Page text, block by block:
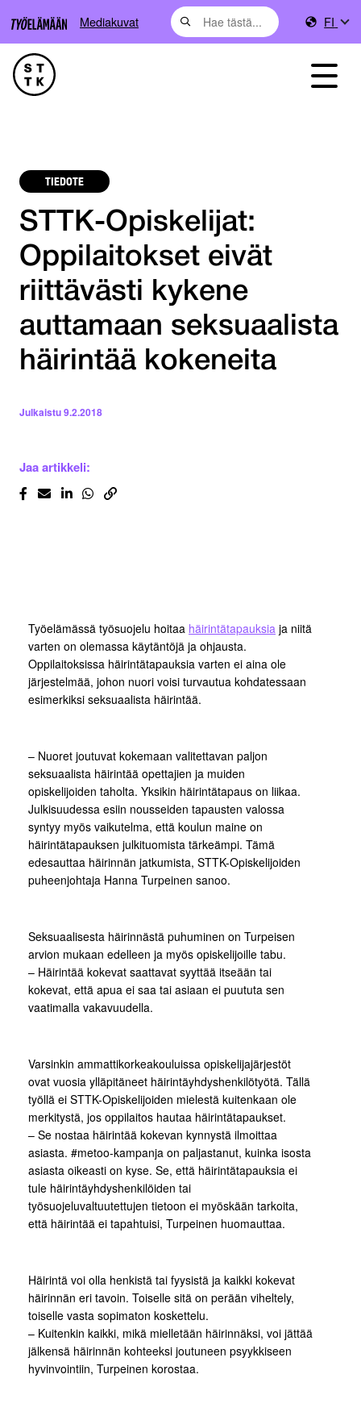
Mediakuvat FI
TIEDOTE
STTK-Opiskelijat:
Oppilaitokset eivät
riittävästi kykene
auttamaan seksuaalista
häirintää kokeneita
Julkaistu9.2.2018
Jaa artikkeli:
Työelämässä työsuojelu hoitaa häirintätapauksia ja niitä
varten on olemassa käytäntöjä ja ohjausta.
Oppilaitoksissa häirintätapauksia varten ei aina ole
järjestelmää, johon nuori voisi turvautua kohdatessaan
esimerkiksi seksuaalista häirintää.
– Nuoret joutuvat kokemaan valitettavan paljon
seksuaalista häirintää opettajien ja muiden
opiskelijoiden taholta. Yksikin häirintätapaus on liikaa.
Julkisuudessa esiin nousseiden tapausten valossa
syntyy myös vaikutelma, että koulun maine on
häirintätapauksen julkituomista tärkeämpi. Tämä
edesauttaa häirinnän jatkumista, STTK-Opiskelijoiden
puheenjohtaja Hanna Turpeinen sanoo.
Seksuaalisesta häirinnästä puhuminen on Turpeisen
arvion mukaan edelleen ja myös opiskelijoille tabu.
– Häirintää kokevat saattavat syyttää itseään tai
kokevat, että apua ei saa tai asiaan ei puututa sen
vaatimalla vakavuudella.
Varsinkin ammattikorkeakouluissa opiskelijajärjestöt
ovat vuosia ylläpitäneet häirintäyhdyshenkilötyötä. Tällä
työllä ei STTK-Opiskelijoiden mielestä kuitenkaan ole
merkitystä, jos oppilaitos hautaa häirintätapaukset.
– Se nostaa häirintää kokevan kynnystä ilmoittaa
asiasta. #metoo-kampanja on paljastanut, kuinka isosta
asiasta oikeasti on kyse. Se, että häirintätapauksia ei
tule häirintäyhdyshenkilöiden tai
työsuojeluvaltuutettujen tietoon ei myöskään tarkoita,
että häirintää ei tapahtuisi, Turpeinen huomauttaa.
Häirintä voi olla henkistä tai fyysistä ja kaikki kokevat
häirinnän eri tavoin. Toiselle sitä on perään viheltely,
toiselle vasta sopimaton koskettelu.
– Kuitenkin kaikki, mikä mielletään häirinnäksi, voi jättää
jälkensä häirinnän kohteeksi joutuneen psyykkiseen
hyvinvointiin, Turpeinen korostaa.